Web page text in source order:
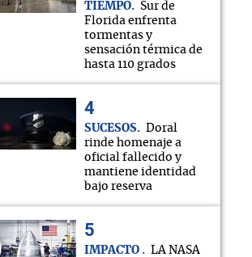
TIEMPO
Sur de
Florida enfrenta
tormentas y
sensación térmica de
hasta 110 grados
SUCESOS
Doral
rinde homenaje a
oficial fallecido y
mantiene identidad
bajo reserva
IMPACTO
LA NASA